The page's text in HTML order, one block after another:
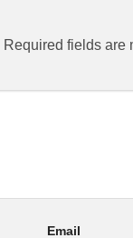
Required fields are
Email